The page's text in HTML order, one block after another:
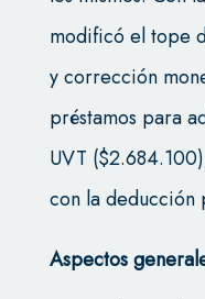
modificó el tope
y corrección
préstamos para
UVT
con la deducción
Aspectos